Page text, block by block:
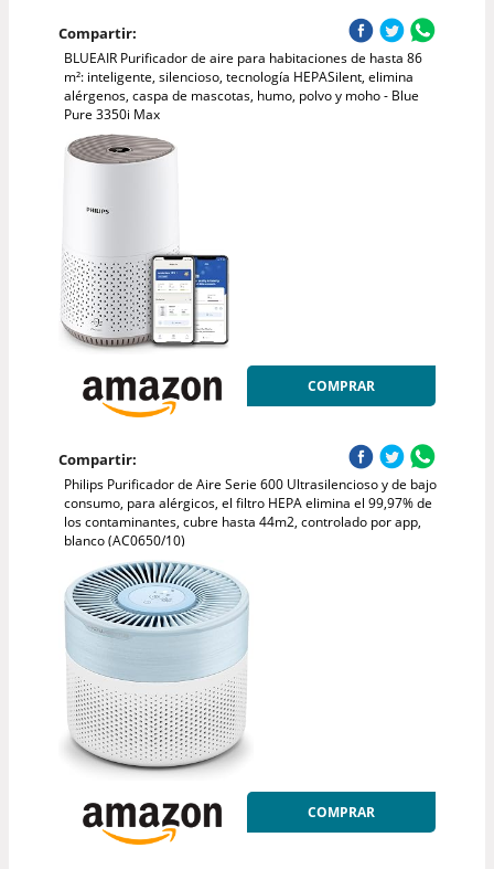
Compartir:
BLUEAIR Purificador de aire para habitaciones de hasta 86
m²: inteligente, silencioso, tecnología HEPASilent, elimina
alérgenos, caspa de mascotas, humo, polvo y moho - Blue
Pure 3350i Max
COMPRAR
Compartir:
Philips Purificador de Aire Serie 600 Ultrasilencioso y de bajo
consumo, para alérgicos, el filtro HEPA elimina el 99,97% de
los contaminantes, cubre hasta 44m2, controlado por app,
blanco (AC0650/10)
COMPRAR